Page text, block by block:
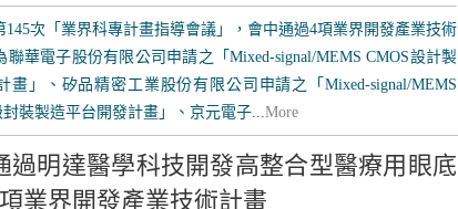
145次「業界科專計畫指導會議」，會中通過4項業界開發產業技術
聯華電子股份有限公司申請之「Mixed-signal/MEMS CMOS設計製
畫」、矽品精密工業股份有限公司申請之「Mixed-signal/MEMS
封裝製造平台開發計畫」、京元電子...More
過明達醫學科技開發高整合型醫療用眼底
業界開發產業技術計畫